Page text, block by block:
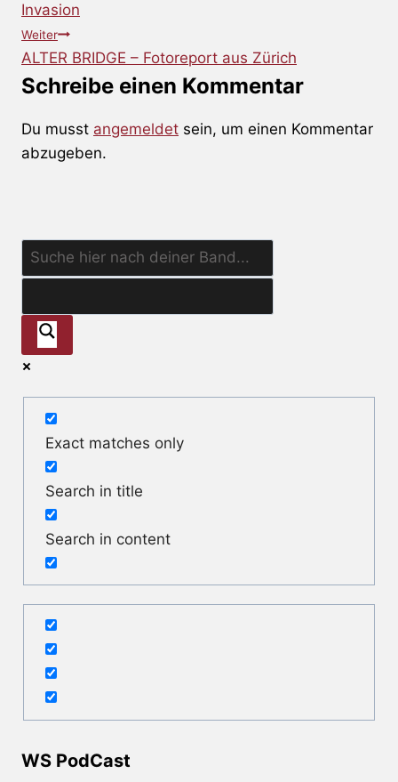
Invasion
Weiter
ALTER BRIDGE – Fotoreport aus Zürich
Schreibe einen Kommentar
Du musst angemeldet sein, um einen Kommentar
abzugeben.
Exact matches only
Search in title
Search in content
WS PodCast